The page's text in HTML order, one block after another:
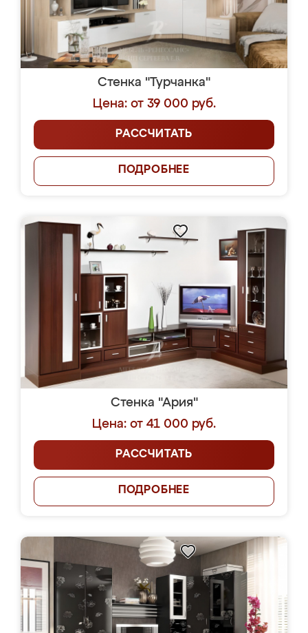
Стенка "Турчанка"
Цена: от 39 000 руб.
РАССЧИТАТЬ
ПОДРОБНЕЕ
Стенка "Ария"
Цена: от 41 000 руб.
РАССЧИТАТЬ
ПОДРОБНЕЕ